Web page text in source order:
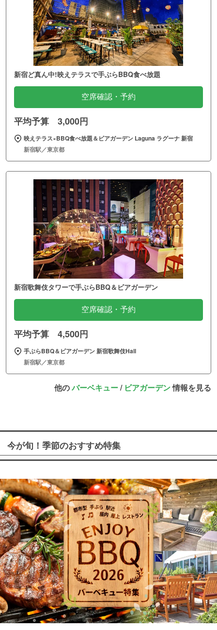
新宿ど真ん中!映えテラスで手ぶらBBQ食べ放題
空席確認・予約
平均予算 3,000円
映えテラス×BBQ食べ放題＆ビアガーデン Laguna ラグーナ 新宿
新宿駅／東京都
新宿歌舞伎タワーで手ぶらBBQ＆ビアガーデン
空席確認・予約
平均予算 4,500円
手ぶらBBQ＆ビアガーデン 新宿歌舞伎Hall
新宿駅／東京都
他のバーベキュー/ ビアガーデン情報を見る
今が旬！季節のおすすめ特集